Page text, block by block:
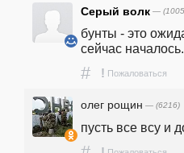
Серый волк —
бунты - это
сейчас
# ! Пожаловаться
олег рощин — (6216)
пусть все всу и